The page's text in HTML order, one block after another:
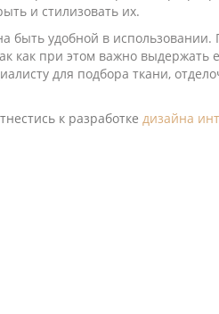
и стилизовать их.
быть удобной в использовании.
как при этом важно выдержать
для подбора ткани,
к разработке дизайна